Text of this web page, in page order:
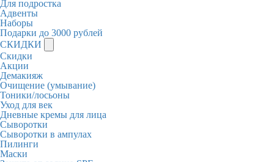
Для подростка
Адвенты
Наборы
Подарки до 3000 рублей
СКИДКИ
Скидки
Акции
Демакияж
Очищение (умывание)
Тоники/лосьоны
Уход для век
Дневные кремы для лица
Сыворотки
Сыворотки в ампулах
Пилинги
Маски